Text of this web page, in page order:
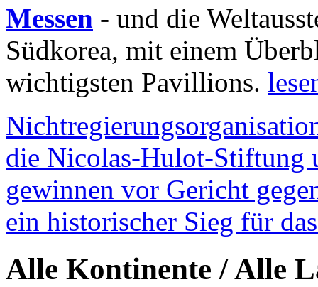
Messen - und die
Südkorea, mit einem
wichtigsten Pavillions.
die Nicolas-Hulot-Stiftung
gewinnen vor Gericht
ein historischer Sieg für
Alle Kontinente / Alle